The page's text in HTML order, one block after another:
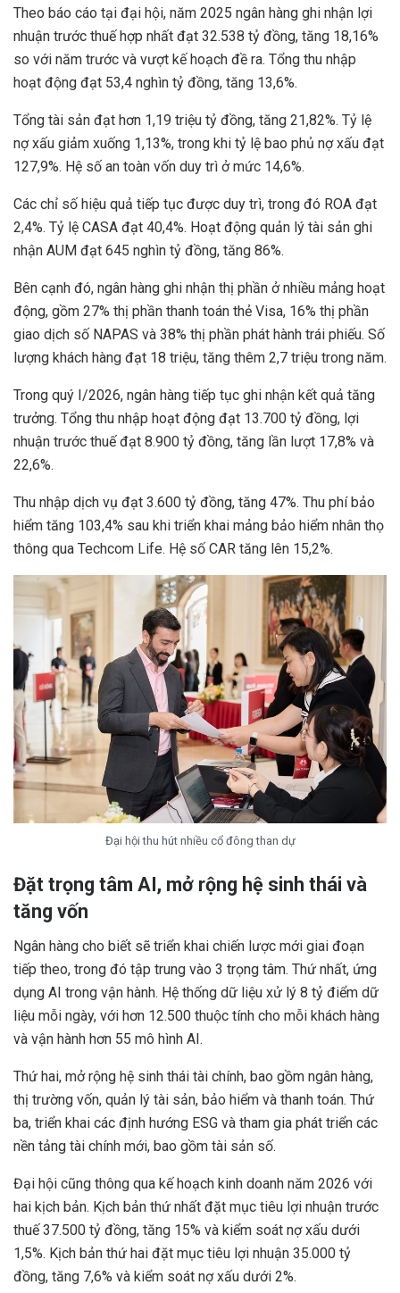
Theo báo cáo tại đại hội, năm 2025 ngân hàng ghi nhận lợi
nhuận trước thuế hợp nhất đạt 32.538 tỷ đồng, tăng 18,16%
so với năm trước và vượt kế hoạch đề ra. Tổng thu nhập
hoạt động đạt 53,4 nghìn tỷ đồng, tăng 13,6%.
Tổng tài sản đạt hơn 1,19 triệu tỷ đồng, tăng 21,82%. Tỷ lệ
nợ xấu giảm xuống 1,13%, trong khi tỷ lệ bao phủ nợ xấu đạt
127,9%. Hệ số an toàn vốn duy trì ở mức 14,6%.
Các chỉ số hiệu quả tiếp tục được duy trì, trong đó ROA đạt
2,4%. Tỷ lệ CASA đạt 40,4%. Hoạt động quản lý tài sản ghi
nhận AUM đạt 645 nghìn tỷ đồng, tăng 86%.
Bên cạnh đó, ngân hàng ghi nhận thị phần ở nhiều mảng hoạt
động, gồm 27% thị phần thanh toán thẻ Visa, 16% thị phần
giao dịch số NAPAS và 38% thị phần phát hành trái phiếu. Số
lượng khách hàng đạt 18 triệu, tăng thêm 2,7 triệu trong năm.
Trong quý I/2026, ngân hàng tiếp tục ghi nhận kết quả tăng
trưởng. Tổng thu nhập hoạt động đạt 13.700 tỷ đồng, lợi
nhuận trước thuế đạt 8.900 tỷ đồng, tăng lần lượt 17,8% và
22,6%.
Thu nhập dịch vụ đạt 3.600 tỷ đồng, tăng 47%. Thu phí bảo
hiểm tăng 103,4% sau khi triển khai mảng bảo hiểm nhân thọ
thông qua Techcom Life. Hệ số CAR tăng lên 15,2%.
Đại hội thu hút nhiều cổ đông than dự
Đặt trọng tâm AI, mở rộng hệ sinh thái và
tăng vốn
Ngân hàng cho biết sẽ triển khai chiến lược mới giai đoạn
tiếp theo, trong đó tập trung vào 3 trọng tâm. Thứ nhất, ứng
dụng AI trong vận hành. Hệ thống dữ liệu xử lý 8 tỷ điểm dữ
liệu mỗi ngày, với hơn 12.500 thuộc tính cho mỗi khách hàng
và vận hành hơn 55 mô hình AI.
Thứ hai, mở rộng hệ sinh thái tài chính, bao gồm ngân hàng,
thị trường vốn, quản lý tài sản, bảo hiểm và thanh toán. Thứ
ba, triển khai các định hướng ESG và tham gia phát triển các
nền tảng tài chính mới, bao gồm tài sản số.
Đại hội cũng thông qua kế hoạch kinh doanh năm 2026 với
hai kịch bản. Kịch bản thứ nhất đặt mục tiêu lợi nhuận trước
thuế 37.500 tỷ đồng, tăng 15% và kiểm soát nợ xấu dưới
1,5%. Kịch bản thứ hai đặt mục tiêu lợi nhuận 35.000 tỷ
đồng, tăng 7,6% và kiểm soát nợ xấu dưới 2%.